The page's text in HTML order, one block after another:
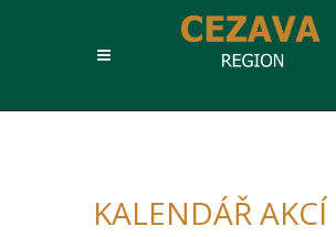
KALENDÁŘ AKCÍ